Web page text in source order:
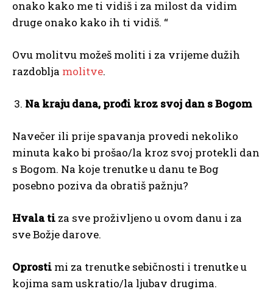
onako kako me ti vidiš i za milost da vidim
druge onako kako ih ti vidiš. “
Ovu molitvu možeš moliti i za vrijeme dužih
razdoblja molitve.
Na kraju dana, prođi kroz svoj dan s Bogom
Navečer ili prije spavanja provedi nekoliko
minuta kako bi prošao/la kroz svoj protekli dan
s Bogom. Na koje trenutke u danu te Bog
posebno poziva da obratiš pažnju?
Hvala ti za sve proživljeno u ovom danu i za
sve Božje darove.
Oprosti mi za trenutke sebičnosti i trenutke u
kojima sam uskratio/la ljubav drugima.